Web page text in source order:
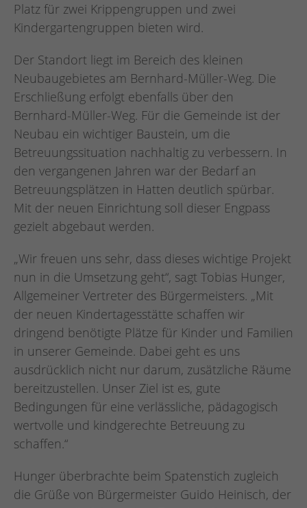
Platz für zwei Krippengruppen und zwei
Kindergartengruppen bieten wird.
Der Standort liegt im Bereich des kleinen
Neubaugebietes am Bernhard-Müller-Weg. Die
Erschließung erfolgt ebenfalls über den
Bernhard-Müller-Weg. Für die Gemeinde ist der
Neubau ein wichtiger Baustein, um die
Betreuungssituation nachhaltig zu verbessern. In
den vergangenen Jahren war der Bedarf an
Betreuungsplätzen in Hatten deutlich spürbar.
Mit der neuen Einrichtung soll dieser Engpass
gezielt abgebaut werden.
„Wir freuen uns sehr, dass dieses wichtige Projekt
nun in die Umsetzung geht“, sagt Tobias Hunger,
Allgemeiner Vertreter des Bürgermeisters. „Mit
der neuen Kindertagesstätte schaffen wir
dringend benötigte Plätze für Kinder und Familien
in unserer Gemeinde. Dabei geht es uns
ausdrücklich nicht nur darum, zusätzliche Räume
bereitzustellen. Unser Ziel ist es, gute
Bedingungen für eine verlässliche, pädagogisch
wertvolle und kindgerechte Betreuung zu
schaffen.“
Hunger überbrachte beim Spatenstich zugleich
die Grüße von Bürgermeister Guido Heinisch, der